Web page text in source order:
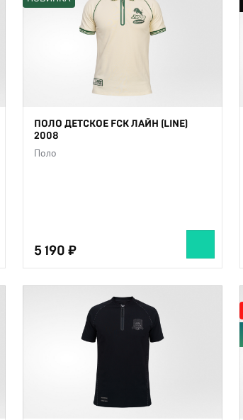
ПОЛО ДЕТСКОЕ FCK ЛАЙН (LINE)
2008
Поло
5 190